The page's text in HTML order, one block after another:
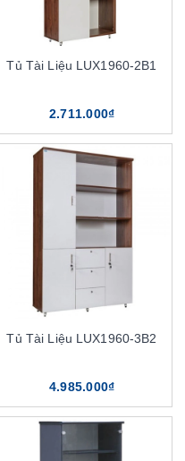
Tủ Tài Liệu LUX1960-2B1
2.711.000₫
Tủ Tài Liệu LUX1960-3B2
4.985.000₫